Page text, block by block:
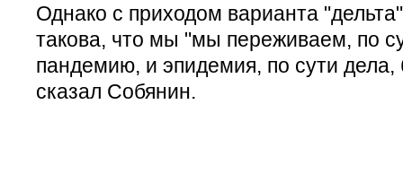
Однако с приходом варианта
такова, что мы "мы переживаем, по
пандемию, и эпидемия, по сути
сказал Собянин.